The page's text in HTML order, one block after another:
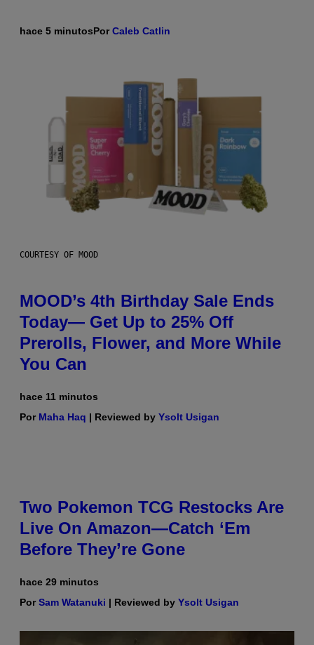
hace 5 minutosPorCaleb Catlin
COURTESY OF MOOD
MOOD’s 4th Birthday Sale Ends
Today— Get Up to 25% Off
Prerolls, Flower, and More While
You Can
hace 11 minutos
Por Maha Haq | Reviewed by Ysolt Usigan
Two Pokemon TCG Restocks Are
Live On Amazon—Catch ‘Em
Before They’re Gone
hace 29 minutos
PorSam Watanuki | Reviewed by Ysolt Usigan